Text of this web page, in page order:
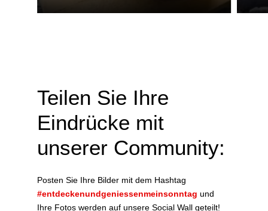
Teilen Sie Ihre
Eindrücke mit
unserer Community:
Posten Sie Ihre Bilder mit dem Hashtag
#entdeckenundgeniessenmeinsonntag und
Ihre Fotos werden auf unsere Social Wall geteilt!